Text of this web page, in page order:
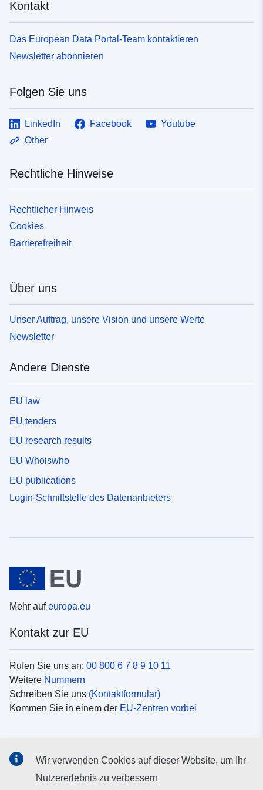
Kontakt
Das European Data Portal-Team kontaktieren
Newsletter abonnieren
Folgen Sie uns
LinkedIn Facebook
Youtube
Other
Rechtliche Hinweise
Rechtlicher Hinweis
Cookies
Barrierefreiheit
Über uns
Unser Auftrag, unsere Vision und unsere Werte
Newsletter
Andere Dienste
EU law
EU tenders
EU research results
EU Whoiswho
EU publications
Login-Schnittstelle des Datenanbieters
Mehr aufeuropa.eu
Kontakt zur EU
Rufen Sie uns an: 00 800 6 7 8 9 10 11
Weitere Nummern
Schreiben Sie uns (Kontaktformular)
Kommen Sie in einem der EU-Zentren vorbei
Suche nach EUSocial-Media-Kanäle
Wir verwenden Cookies auf dieser Website, um Ihr
Nutzererlebnis zu verbessern